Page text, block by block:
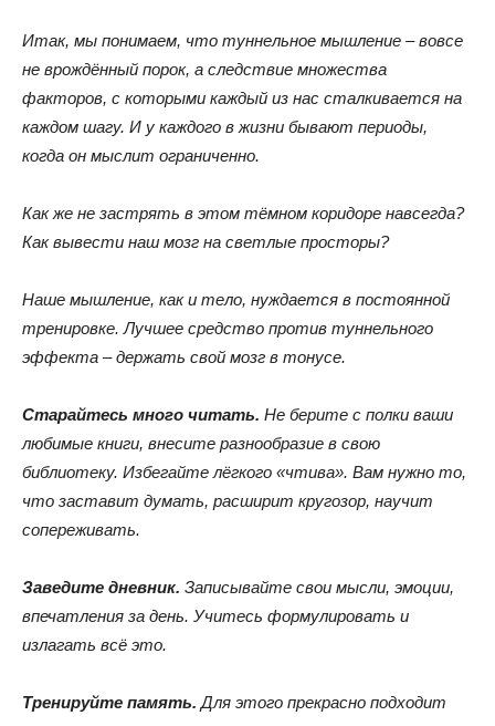
Итак, мы понимаем, что туннельное мышление – вовсе
не врождённый порок, а следствие множества
факторов, с которыми каждый из нас сталкивается на
каждом шагу. И у каждого в жизни бывают периоды,
когда он мыслит ограниченно.
Как же не застрять в этом тёмном коридоре навсегда?
Как вывести наш мозг на светлые просторы?
Наше мышление, как и тело, нуждается в постоянной
тренировке. Лучшее средство против туннельного
эффекта – держать свой мозг в тонусе.
Старайтесь много читать. Не берите с полки ваши
любимые книги, внесите разнообразие в свою
библиотеку. Избегайте лёгкого «чтива». Вам нужно то,
что заставит думать, расширит кругозор, научит
сопереживать.
Заведите дневник. Записывайте свои мысли, эмоции,
впечатления за день. Учитесь формулировать и
излагать всё это.
Тренируйте память. Для этого прекрасно подходит